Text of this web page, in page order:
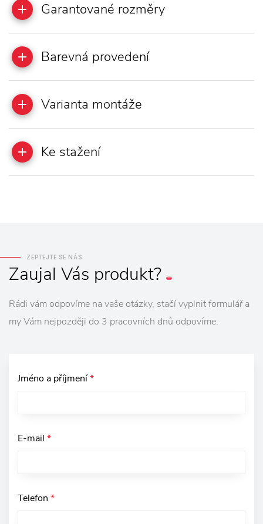
Garantované rozměry
Barevná provedení
Varianta montáže
Ke stažení
ZEPTEJTE SE NÁS
Zaujal Vás produkt?
Rádi vám odpovíme na vaše otázky, stačí vyplnit formulář a
my Vám nejpozději do 3 pracovních dnů odpovíme.
Jméno a příjmení*
E-mail *
Telefon *